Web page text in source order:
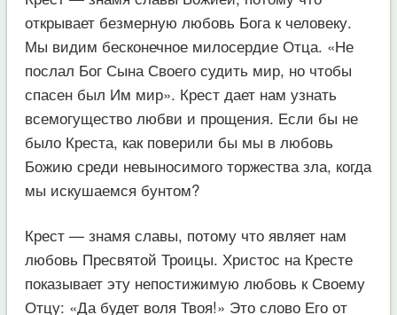
открывает безмерную любовь Бога к человеку.
Мы видим бесконечное милосердие Отца. «Не
послал Бог Сына Своего судить мир, но чтобы
спасен был Им мир». Крест дает нам узнать
всемогущество любви и прощения. Если бы не
было Креста, как поверили бы мы в любовь
Божию среди невыносимого торжества зла, когда
мы искушаемся бунтом?
Крест — знамя славы, потому что являет нам
любовь Пресвятой Троицы. Христос на Кресте
показывает эту непостижимую любовь к Своему
Отцу: «Да будет воля Твоя!» Это слово Его от